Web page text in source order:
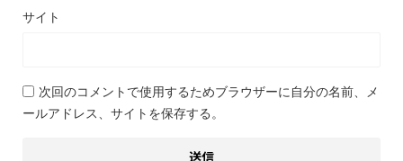
サイト
次回のコメントで使用するためブラウザーに自分の名前、メ
ールアドレス、サイトを保存する。